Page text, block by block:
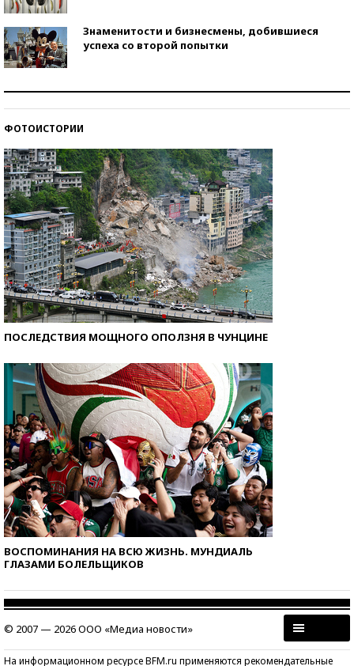
Знаменитости и бизнесмены, добившиеся
успеха со второй попытки
ФОТОИСТОРИИ
ПОСЛЕДСТВИЯ МОЩНОГО ОПОЛЗНЯ В ЧУНЦИНЕ
ВОСПОМИНАНИЯ НА ВСЮ ЖИЗНЬ. МУНДИАЛЬ
ГЛАЗАМИ БОЛЕЛЬЩИКОВ
© 2007 — 2026 ООО «Медиа новости»
На информационном ресурсе BFM.ru применяются рекомендательные